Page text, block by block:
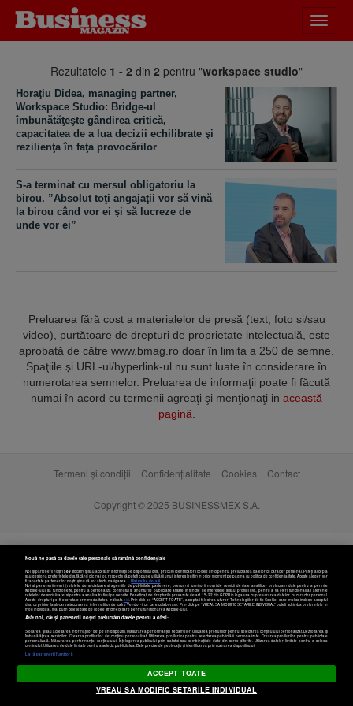
meniu
Rezultatele 1 - 2 din 2 pentru "workspace studio"
Horaţiu Didea, managing partner,
Workspace Studio: Bridge-ul
îmbunătăţeşte gândirea critică,
capacitatea de a lua decizii echilibrate şi
rezilienţa în faţa provocărilor
S-a terminat cu mersul obligatoriu la
birou. ”Absolut toţi angajaţii vor să vină
la birou când vor ei şi să lucreze de
unde vor ei”
Preluarea fără cost a materialelor de presă (text, foto si/sau
video), purtătoare de drepturi de proprietate intelectuală, este
aprobată de către www.bmag.ro doar în limita a 250 de semne.
Spaţiile şi URL-ul/hyperlink-ul nu sunt luate în considerare în
numerotarea semnelor. Preluarea de informaţii poate fi făcută
numai în acord cu termenii agreaţi şi menţionaţi in această
pagină
Termeni și condiții Confidențialitate Cookies Contact
Copyright © 2025 BUSINESSMEX S.A.
Setări cookies
Nouă ne pasă ca datele tale personale să rămână confidențiale
Noi și partenerii noștri589stocăm și/sau accesăm informații pe dispozitivul dvs., precum identificatorii cookie unici pentru prelucrarea datelor cu caracter personal. Puteți accepta
sau gestiona preferințele dvs. făcând clic mai jos, respectiv vă puteți opune utilizării unui interes legitim în orice moment pe pagina cu politica de confidențialitate. Aceste alegeri vor
fi raportate partenerilor noștri și nu vă vor afecta navigarea.
Mai multe detalii
Noi si partenerii nostri (retelele de socializare si agentiile de publicitate partenere, precum si furnizorii nostri de servicii de date analitice) prelucram date pentru a permite
website-ului sa functioneze, pentru a personaliza continutul si anunturile publicitare afisate in functie de interesele si/sau profilul dvs., pentru a va oferi functionalitati aferente
retelelor de socializare si pentru a analiza traficul pe website. Beneficiati de drepturile prevazute de art. 15-22 din GDPR in legatura cu prelucrarea datelor cu caracter personal.
Aceste drepturi pot fi exercitate prin modalitatea indicataaici. Prin click pe “ACCEPT TOATE”, acceptati folosirea tuturor Tehnologiilor de tip Cookie, care implica inclusiv acceptul
dvs. cu privire la stocarea/accesarea informatiilor de catre Vendor-ii cu care colaboram. Prin click pe “VREAU SA MODIFIC SETARILE INDIVIDUAL” puteti schimba preferintele in
mod individual, mai putin cele legate de cookie strict necesare pentru functionarea website-ului.
Atât noi, cât și partenerii noștri prelucrăm datele pentru a oferi:
Stocarea și/sau accesarea informațiilor de pe un dispozitiv. Măsurarea performanței reclamelor. Utilizarea profilurilor pentru selectarea conținutului personalizat. Dezvoltarea și
îmbunătățirea serviciilor. Crearea profilurilor de conținut personalizat. Utilizarea profilurilor pentru selectarea publicității personalizate. Crearea profilurilor pentru publicitate
personalizată. Măsurarea performanței conținutului. Înțelegerea publicului prin statistici sau combinații de date din surse diferite. Utilizarea datelor limitate pentru a selecta
conținutul. Utilizarea de date limitate pentru a selecta publicitatea. Date precise de geolocație și identificarea prin scanarea dispozitivului.
Listă parteneri (furnizori)
ACCEPT TOATE
VREAU SA MODIFIC SETARILE INDIVIDUAL